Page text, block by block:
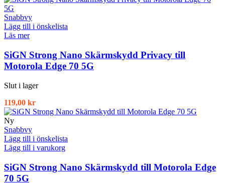
Snabbvy
Lägg till i önskelista
Läs mer
SiGN Strong Nano Skärmskydd Privacy till
Motorola Edge 70 5G
Slut i lager
119,00 kr
Ny
Snabbvy
Lägg till i önskelista
Lägg till i varukorg
SiGN Strong Nano Skärmskydd till Motorola Edge
70 5G